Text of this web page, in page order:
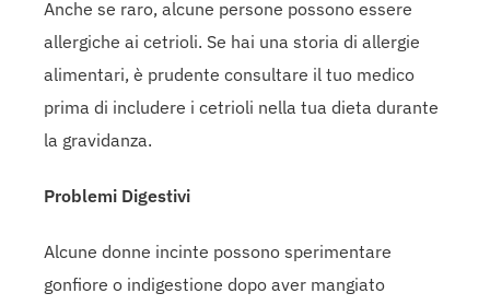
Anche se raro, alcune persone possono essere
allergiche ai cetrioli. Se hai una storia di allergie
alimentari, è prudente consultare il tuo medico
prima di includere i cetrioli nella tua dieta durante
la gravidanza.
Problemi Digestivi
Alcune donne incinte possono sperimentare
gonfiore o indigestione dopo aver mangiato